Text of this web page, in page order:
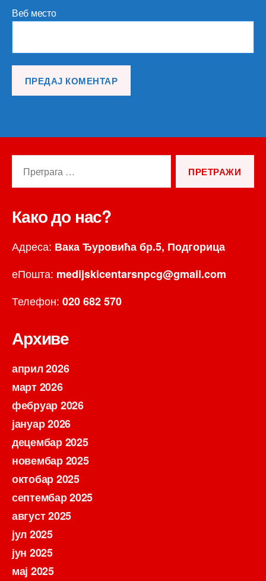
Веб место
Како до нас?
Адреса: Вака Ђуровића бр.5, Подгорица
еПошта: medijskicentarsnpcg@gmail.com
Телефон: 020 682 570
Архиве
април 2026
март 2026
фебруар 2026
јануар 2026
децембар 2025
новембар 2025
октобар 2025
септембар 2025
август 2025
јул 2025
јун 2025
мај 2025